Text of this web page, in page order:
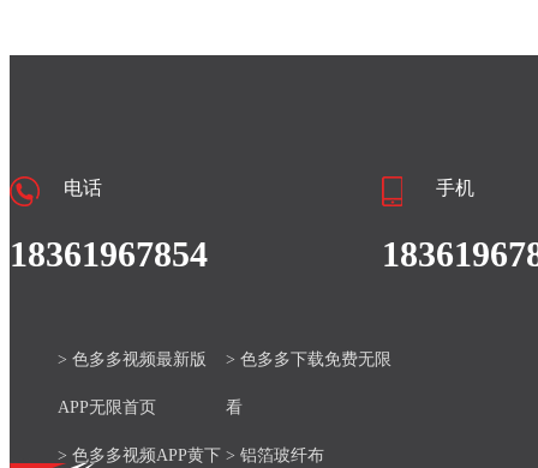
电话
18361967854
手机
> 色多多视频最新版
APP无限首页
> 色多多下载免费无限
看
> 色多多视频APP黄下 > 铝箔玻纤布